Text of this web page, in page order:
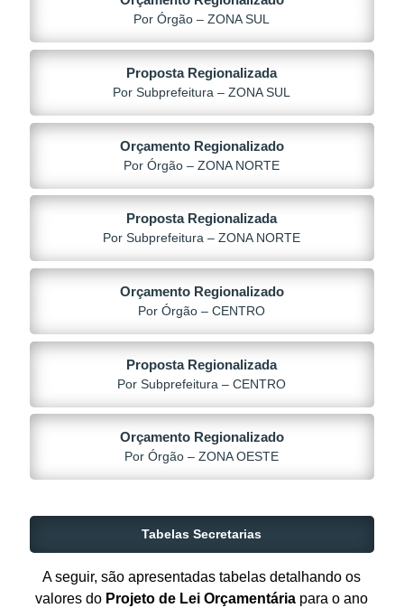
Por Órgão – ZONA SUL
Proposta Regionalizada
Por Subprefeitura – ZONA SUL
Orçamento Regionalizado
Por Órgão – ZONA NORTE
Proposta Regionalizada
Por Subprefeitura – ZONA NORTE
Orçamento Regionalizado
Por Órgão – CENTRO
Proposta Regionalizada
Por Subprefeitura – CENTRO
Orçamento Regionalizado
Por Órgão – ZONA OESTE
Tabelas Secretarias
A seguir, são apresentadas tabelas detalhando os
valores do Projeto de Lei Orçamentária para o ano